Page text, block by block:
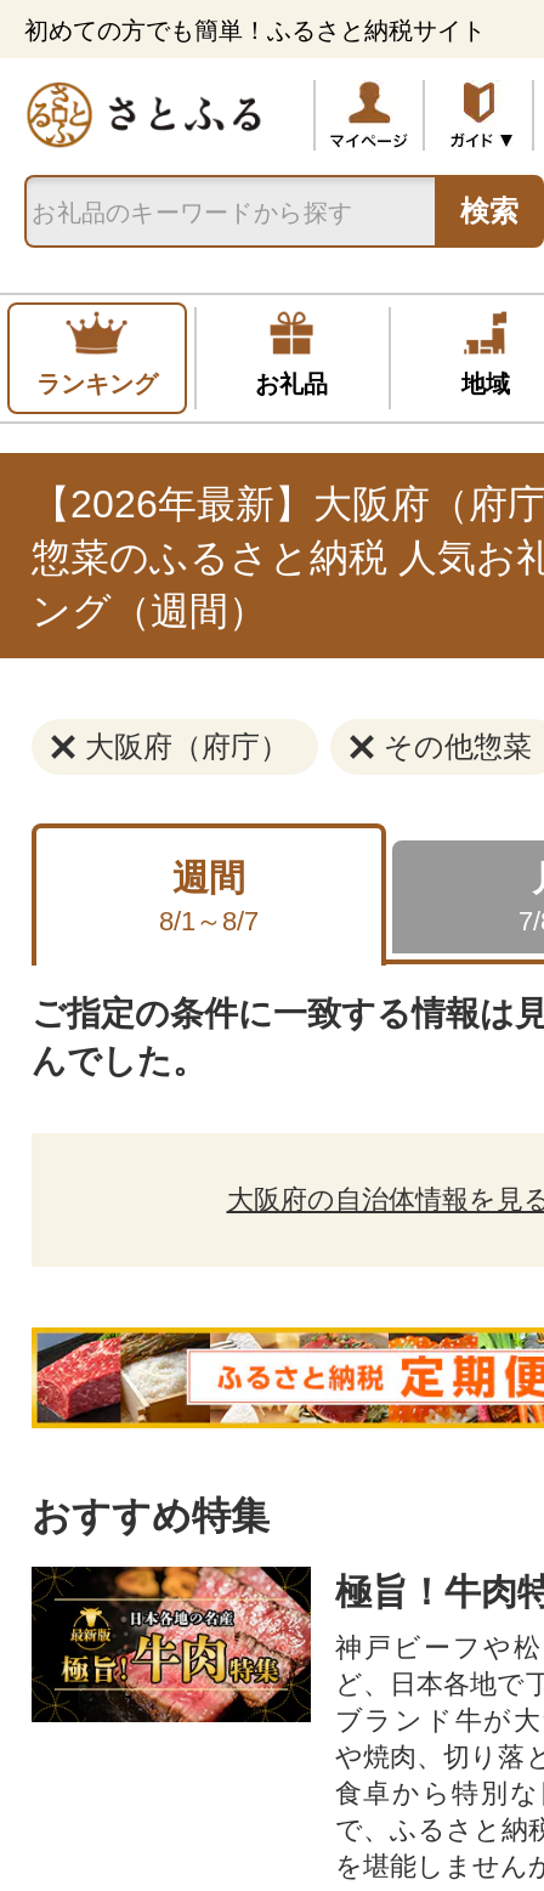
初めての方でも簡単！ふるさと納税サイト
検索
ランキング お礼品 地域
【2026年最新】大阪府（府
惣菜のふるさと納税 人気お
ング（週間）
大阪府（府庁） その他惣菜
週間
8/1～8/7
ご指定の条件に一致する情報は
んでした。
大阪府の自治体情報を見
おすすめ特集
極旨！牛肉
神戸ビーフや
ど、日本各地で
ブランド牛が
や焼肉、切り落
食卓から特別
で、ふるさと納
を堪能しません